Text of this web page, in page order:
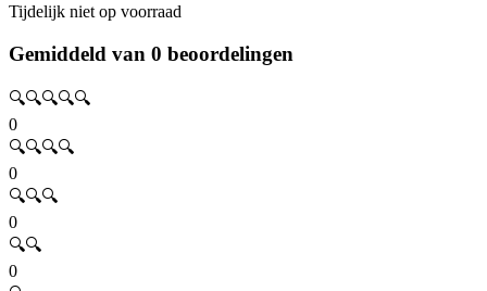
Tijdelijk niet op voorraad
Gemiddeld van 0 beoordelingen
🔍🔍🔍🔍🔍
0
🔍🔍🔍🔍
0
🔍🔍🔍
0
🔍🔍
0